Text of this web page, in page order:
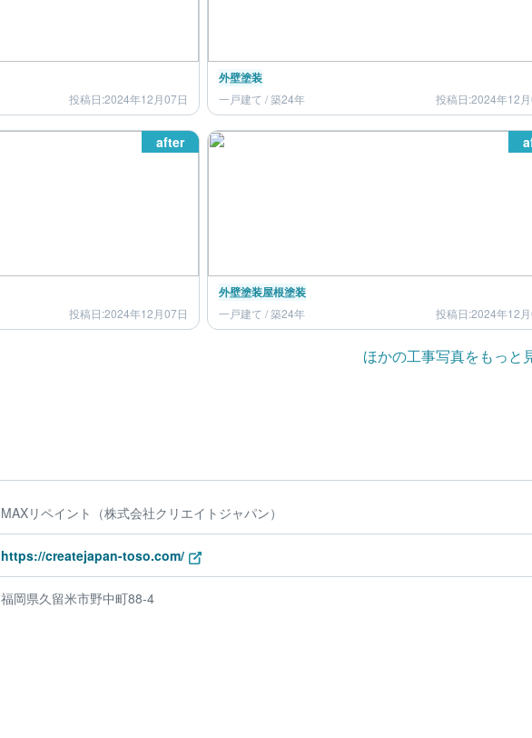
投稿日:2024年12月07日
外壁塗装
一戸建て / 築24年 投稿日:2024年12
after
投稿日:2024年12月07日
外壁塗装屋根塗装
一戸建て / 築24年 投稿日:2024年12
ほかの工事写真をもっと
MAXリペイント（株式会社クリエイトジャパン）
https://createjapan-toso.com/
福岡県久留米市野中町88-4